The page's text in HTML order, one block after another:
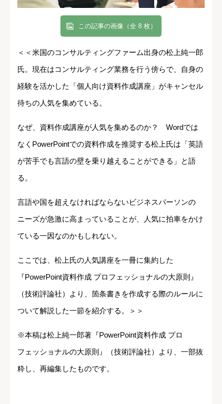
この記事の画像（全 8 枚）
＜＜米国のコンサルティングファーム出身の松上純一郎
氏。現在はコンサルティング業務を行う傍らで、自身の
経験を活かした「個人向け資料作成講座」がキャンセル
待ちの人気を集めている。
なぜ、資料作成講座が人気を集めるのか？ Wordでは
なくPowerPointでの資料作成を推奨する松上氏は「英語
が苦手でも言語の壁を乗り越えることができる」と語
る。
言語や国を超えなければならないビジネスパーソンの
ニーズが急激に高まっていることが、人気に拍車をかけ
ている一因なのかもしれない。
ここでは、松上氏の人気講座を一冊に集約した
『PowerPoint資料作成 プロフェッショナルの大原則』
（技術評論社）より、箇条書きを作成する際のルールに
ついて解説した一節を紹介する。＞＞
※本稿は松上純一郎著『PowerPoint資料作成 プロ
フェッショナルの大原則』（技術評論社）より、一部抜
粋し、再編集したものです。